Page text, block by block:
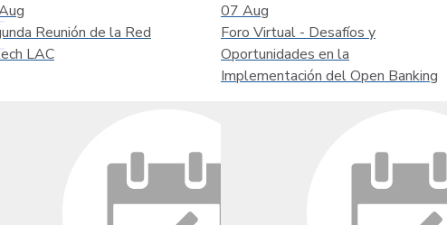
Reunión de la Red
LAC
07 Aug
Foro Virtual - Desafíos y
Oportunidades en la
Implementación del Open Banking